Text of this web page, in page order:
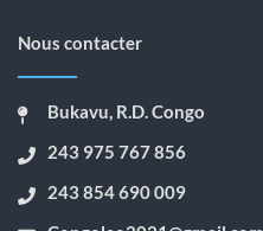
Nous contacter
Bukavu, R.D. Congo
243 975 767 856
243 854 690 009